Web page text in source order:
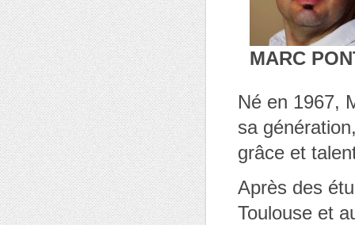
MARC
Né en 1967,
sa
grâce et
Après des
Toulouse et